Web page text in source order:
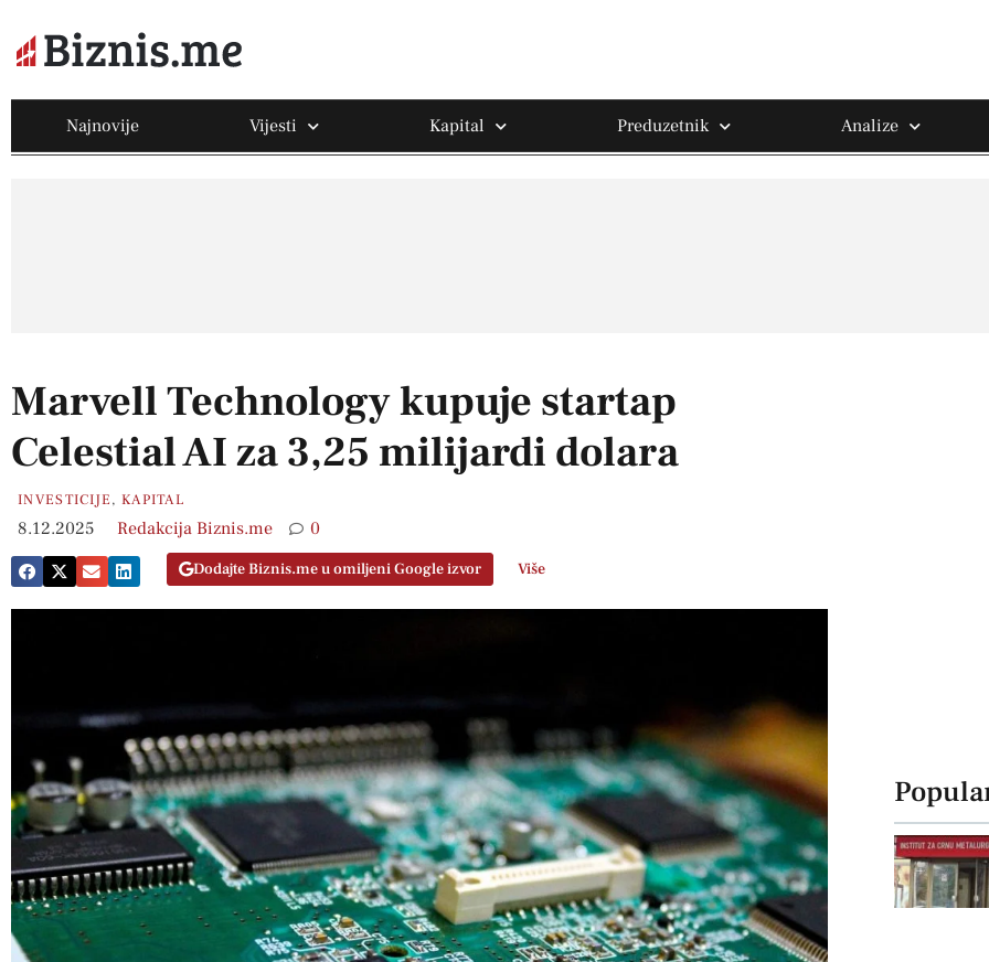
Najnovije Vijesti Kapital Preduzetnik Analize
Marvell Technology kupuje startap
Celestial AI za 3,25 milijardi dolara
INVESTICIJE, KAPITAL
8.12.2025 Redakcija Biznis.me 0
Dodajte Biznis.me u omiljeni Google izvor Više